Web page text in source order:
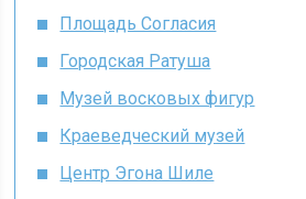
Площадь Согласия
Городская Ратуша
Музей восковых фигур
Краеведческий музей
Центр Эгона Шиле